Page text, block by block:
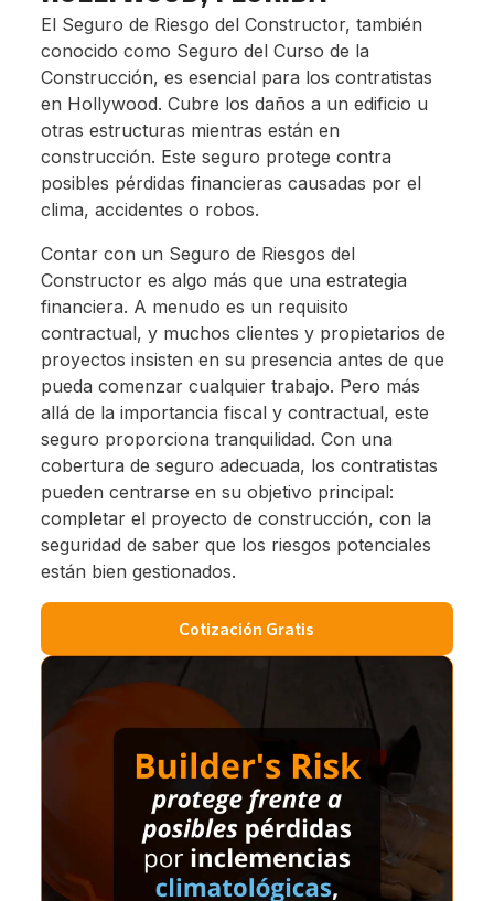
El Seguro de Riesgo del Constructor, también
conocido como Seguro del Curso de la
Construcción, es esencial para los contratistas
en Hollywood. Cubre los daños a un edificio u
otras estructuras mientras están en
construcción. Este seguro protege contra
posibles pérdidas financieras causadas por el
clima, accidentes o robos.
Contar con un Seguro de Riesgos del
Constructor es algo más que una estrategia
financiera. A menudo es un requisito
contractual, y muchos clientes y propietarios de
proyectos insisten en su presencia antes de que
pueda comenzar cualquier trabajo. Pero más
allá de la importancia fiscal y contractual, este
seguro proporciona tranquilidad. Con una
cobertura de seguro adecuada, los contratistas
pueden centrarse en su objetivo principal:
completar el proyecto de construcción, con la
seguridad de saber que los riesgos potenciales
están bien gestionados.
Cotización Gratis